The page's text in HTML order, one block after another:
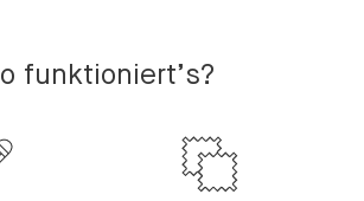
funktioniert’s?